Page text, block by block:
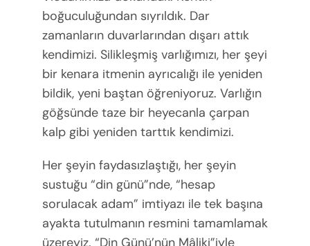
boğuculuğundan sıyrıldık. Dar
zamanların duvarlarından dışarı attık
kendimizi. Silikleşmiş varlığımızı, her şeyi
bir kenara itmenin ayrıcalığı ile yeniden
bildik, yeni baştan öğreniyoruz. Varlığın
göğsünde taze bir heyecanla çarpan
kalp gibi yeniden tarttık kendimizi.
Her şeyin faydasızlaştığı, her şeyin
sustuğu “din günü”nde, “hesap
sorulacak adam” imtiyazı ile tek başına
ayakta tutulmanın resmini tamamlamak
üzereyiz. “Din Günü’nün Mâliki”iyle